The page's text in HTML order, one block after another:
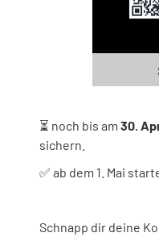
⏳ noch bis am 30.
sichern.
✅ ab dem 1. Mai
Schnapp dir deine